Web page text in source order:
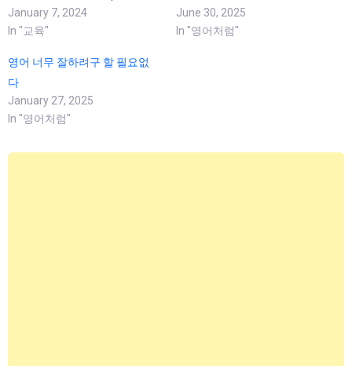
January 7, 2024
In "교육"
June 30, 2025
In "영어처럼"
영어 너무 잘하려구 할 필요없
다
January 27, 2025
In "영어처럼"